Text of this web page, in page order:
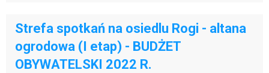
Strefa spotkań na osiedlu Rogi - altana
ogrodowa (I etap) - BUDŻET
OBYWATELSKI 2022 R.